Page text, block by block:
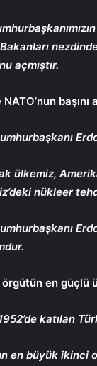
açmıştır.
NATO’nun
ülkemiz,
nükleer
örgütün en güçlü
katılan
en büyük